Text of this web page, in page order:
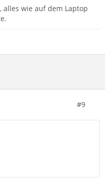
alles wie auf dem Laptop
#9